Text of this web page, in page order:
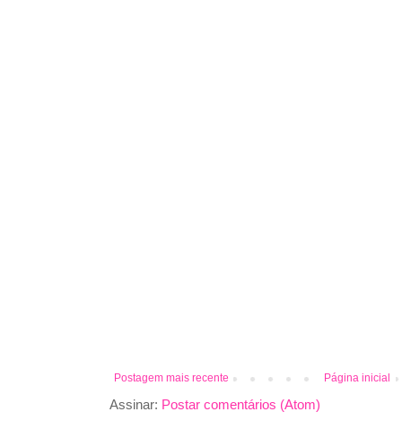
Postagem mais recente Página inicial
Assinar: Postar comentários (Atom)